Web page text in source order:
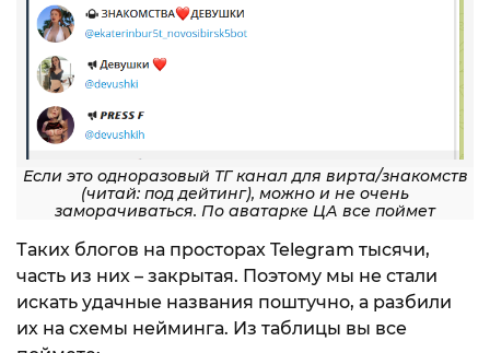
Если это одноразовый ТГ канал для вирта/знакомств
(читай: под дейтинг), можно и не очень
заморачиваться. По аватарке ЦА все поймет
Таких блогов на просторах Telegram тысячи,
часть из них – закрытая. Поэтому мы не стали
искать удачные названия поштучно, а разбили
их на схемы нейминга. Из таблицы вы все